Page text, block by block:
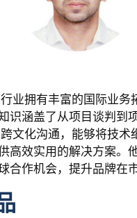
业拥有丰富的国际业务
识涵盖了从项目谈判到
文化沟通，能够将技术
高效实用的解决方案。
合作机会，提升品牌在